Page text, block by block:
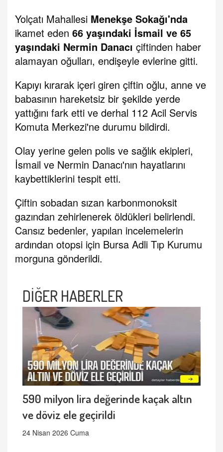
Yolçatı Mahallesi Menekşe Sokağı'nda
ikamet eden 66 yaşındaki İsmail ve 65
yaşındaki Nermin Danacı çiftinden haber
alamayan oğulları, endişeyle evlerine gitti.
Kapıyı kırarak içeri giren çiftin oğlu, anne ve
babasının hareketsiz bir şekilde yerde
yattığını fark etti ve derhal 112 Acil Servis
Komuta Merkezi'ne durumu bildirdi.
Olay yerine gelen polis ve sağlık ekipleri,
İsmail ve Nermin Danacı'nın hayatlarını
kaybettiklerini tespit etti.
Çiftin sobadan sızan karbonmonoksit
gazından zehirlenerek öldükleri belirlendi.
Cansız bedenler, yapılan incelemelerin
ardından otopsi için Bursa Adli Tıp Kurumu
morguna gönderildi.
DİĞER HABERLER
590 milyon lira değerinde kaçak altın
ve döviz ele geçirildi
24 Nisan 2026 Cuma